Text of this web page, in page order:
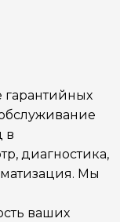
гарантийных
в
диагностика,
Мы
ваших